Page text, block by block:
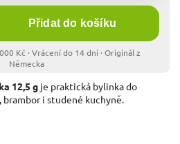
Přidat do košíku
12,5 g je praktická bylinka do
brambor i studené kuchyně.